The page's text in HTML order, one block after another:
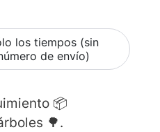
los tiempos (sin
de envío)
📦
🌳.